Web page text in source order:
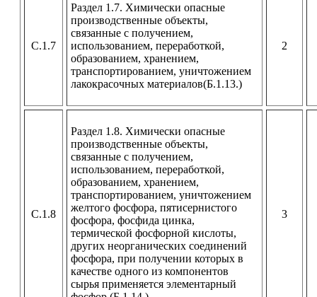
С.1.7
Раздел 1.7. Химически опасные
производственные объекты,
связанные с получением,
использованием, переработкой,
образованием, хранением,
транспортированием, уничтожением
лакокрасочных материалов(Б.1.13.)
2
С.1.8
Раздел 1.8. Химически опасные
производственные объекты,
связанные с получением,
использованием, переработкой,
образованием, хранением,
транспортированием, уничтожением
желтого фосфора, пятисернистого
фосфора, фосфида цинка,
термической фосфорной кислоты,
других неорганических соединений
фосфора, при получении которых в
качестве одного из компонентов
сырья применяется элементарный
3